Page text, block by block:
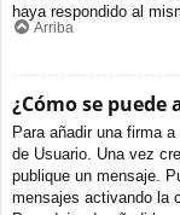
haya respondido al
Arriba
¿Cómo se
Para añadir una firma
de Usuario. Una vez
publique un mensaje.
mensajes activando la